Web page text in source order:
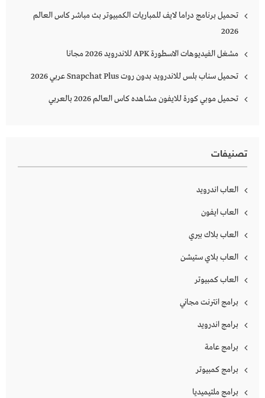
تحميل برنامج دراما لايف للمباريات الكمبيوتر بث مباشر كاس العالم
2026
مشغل الفيديوهات الاسطورة APK للاندرويد 2026 مجانا
تحميل سناب بلس للاندرويد بدون روت Snapchat Plus‏ عربي 2026
تحميل موبي كورة للايفون مشاهده كاس العالم 2026 بالعربي
تصنيفات
العاب اندرويد
العاب ايفون
العاب بلاك بيري
العاب بلاي ستيشن
العاب كمبيوتر
برامج انترنت مجاني
برامج اندرويد
برامج عامة
برامج كمبيوتر
برامج ملتيميديا